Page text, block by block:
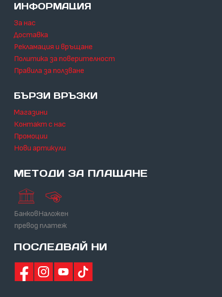
ИНФОРМАЦИЯ
За нас
Доставка
Рекламация и връщане
Политика за поверителност
Правила за ползване
БЪРЗИ ВРЪЗКИ
Магазини
Контакт с нас
Промоции
Нови артикули
МЕТОДИ ЗА ПЛАЩАНЕ
Банков
превод
Наложен
платеж
ПОСЛЕДВАЙ НИ